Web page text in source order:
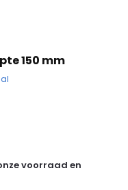
150 mm
voorraad en